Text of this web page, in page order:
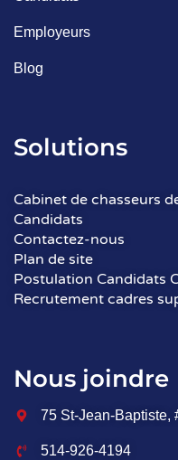
Employeurs
Blog
Solutions
Cabinet de chasseurs
Candidats
Contactez-nous
Plan de site
Postulation Candidats
Recrutement cadres
Nous joindre
75 St-Jean-Baptiste,
514-926-4194